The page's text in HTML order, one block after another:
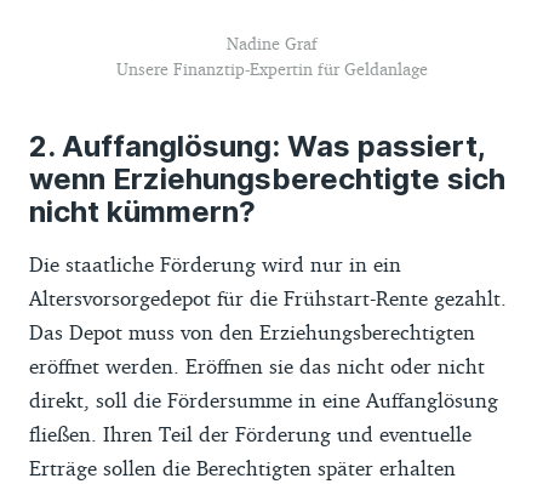
Nadine Graf
Unsere Finanztip-Expertin für Geldanlage
Auffanglösung: Was passiert,
wenn Erziehungsberechtigte sich
nicht kümmern?
Die staatliche Förderung wird nur in ein
Altersvorsorgedepot für die Frühstart-Rente gezahlt.
Das Depot muss von den Erziehungsberechtigten
eröffnet werden. Eröffnen sie das nicht oder nicht
direkt, soll die Fördersumme in eine Auffanglösung
fließen. Ihren Teil der Förderung und eventuelle
Erträge sollen die Berechtigten später erhalten